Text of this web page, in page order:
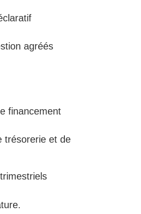
agréés
financement
trésorerie et de